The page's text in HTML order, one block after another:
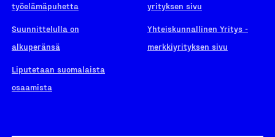
työelämäpuhetta
Suunnittelulla on
alkuperänsä
Liputetaan suomalaista
osaamista
yrityksen sivu
Yhteiskunnallinen Yritys -
merkkiyrityksen sivu